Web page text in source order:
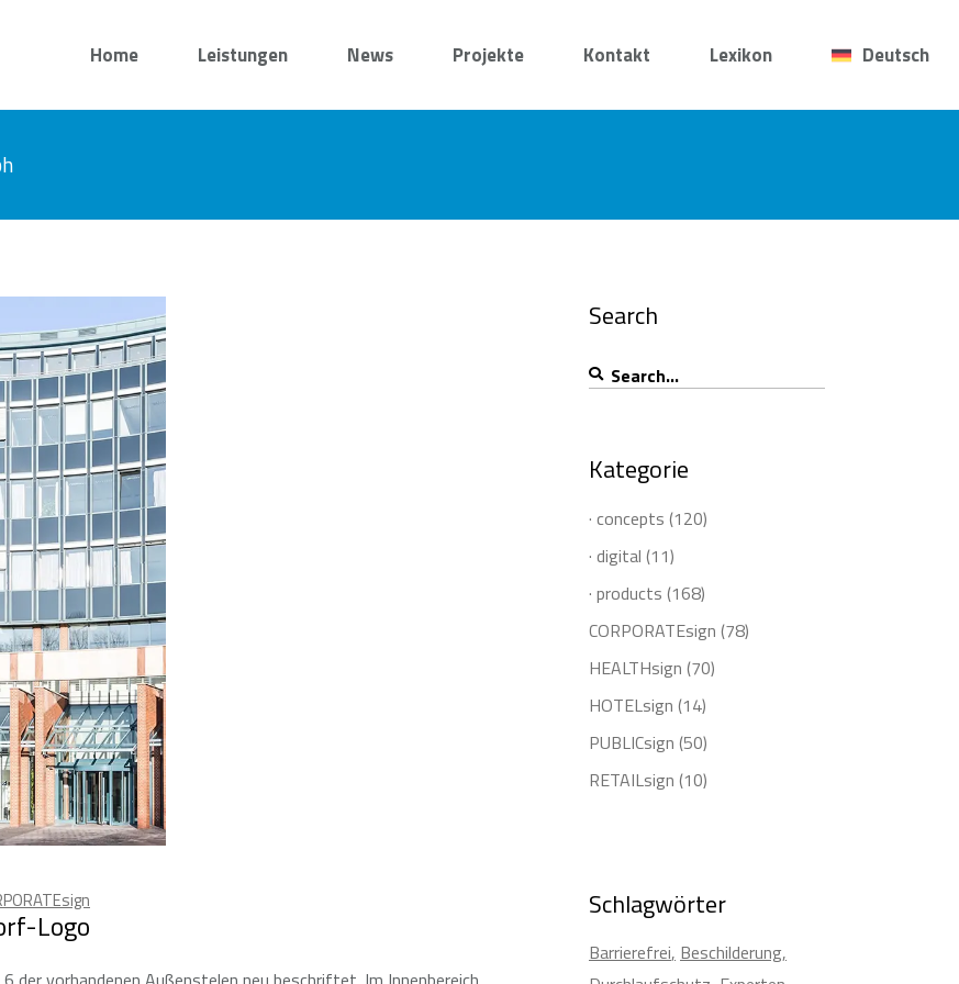
Home Leistungen News Projekte Kontakt Lexikon Deutsch
Logo
Search
Search
for:
Kategorie
· concepts (120)
· digital (11)
· products (168)
CORPORATEsign (78)
HEALTHsign (70)
HOTELsign (14)
PUBLICsign (50)
RETAILsign (10)
Schlagwörter
Barrierefrei Beschilderung